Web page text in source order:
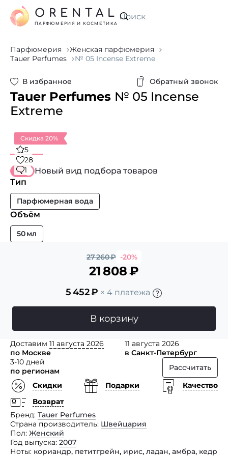
Искать
ORENTAL
ПАРФЮМЕРИЯ И КОСМЕТИКА
Парфюмерия
Женская парфюмерия
Tauer Perfumes
№ 05 Incense Extreme
В избранное Обратный звонок
Tauer Perfumes № 05 Incense
Extreme
Скидка 20%
5
28
1
Новый вид подбора товаров
Тип
Парфюмерная вода
Объём
50 мл
27 260₽ -20%
21 808₽
5 452₽ × 4 платежа
В корзину
Доставим 11 августа 2026
по Москве
11 августа 2026
в Санкт-Петербург
3-10 дней
по регионам
Рассчитать
Скидки
Подарки
Качество
Возврат
Бренд Tauer Perfumes
Страна производитель Швейцария
Пол Женский
Год выпуска 2007
Ноты кориандр, петитгрейн, ирис, ладан, амбра, кедр